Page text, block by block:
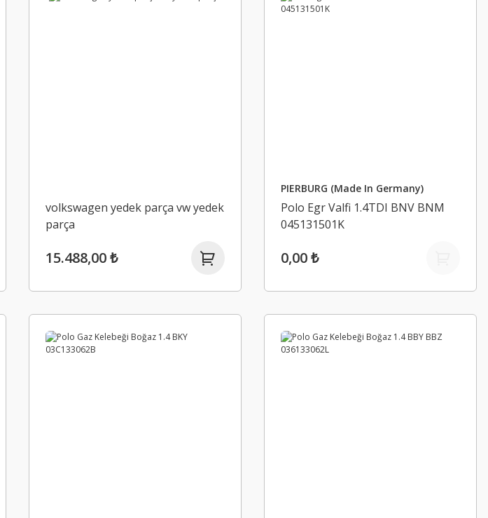
volkswagen yedek parça vw yedek
parça
15.488,00 ₺
PIERBURG (Made In Germany)
Polo Egr Valfi 1.4TDI BNV BNM
045131501K
0,00 ₺